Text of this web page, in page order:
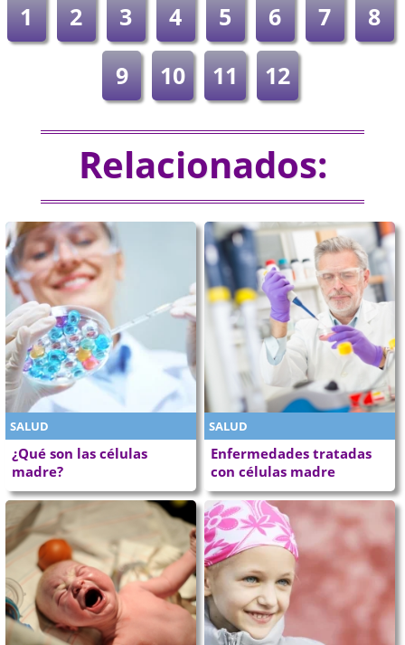
1 2 3 4 5 6 7
8
9
10 11 12
Relacionados:
SALUD
¿Qué son las células
madre?
SALUD
Enfermedades tratadas
con células madre